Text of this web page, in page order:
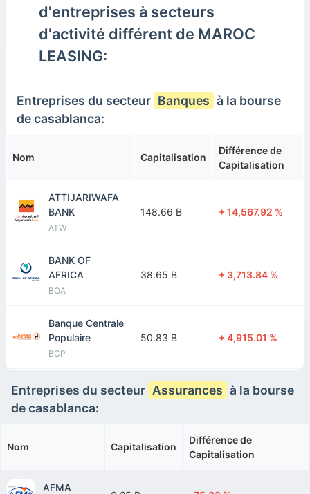
d'entreprises à secteurs
d'activité différent de MAROC
LEASING:
Entreprises du secteur Banques à la bourse
de casablanca:
Nom Capitalisation
Différence de
Capitalisation
ATTIJARIWAFA
BANK
ATW
148.66 B + 14,567.92 %
BANK OF
AFRICA
BOA
38.65 B + 3,713.84 %
Banque Centrale
Populaire
BCP
50.83 B + 4,915.01 %
Entreprises du secteur Assurances à la bourse
de casablanca:
Nom Capitalisation
Différence de
Capitalisation
AFMA